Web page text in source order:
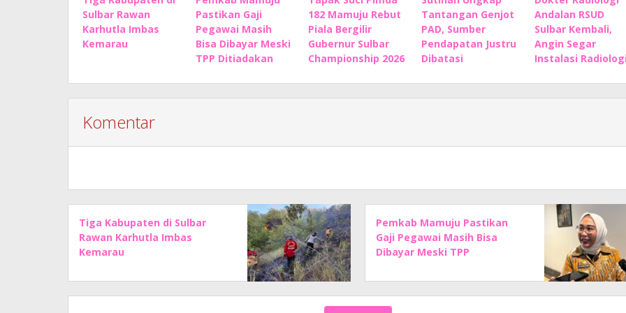
Sulbar Rawan
Karhutla Imbas
Kemarau
Pastikan Gaji
Pegawai Masih
Bisa Dibayar Meski
TPP Ditiadakan
182 Mamuju Rebut
Piala Bergilir
Gubernur Sulbar
Championship 2026
Tantangan Genjot
PAD, Sumber
Pendapatan Justru
Dibatasi
Andalan RSUD
Sulbar Kembali,
Angin Segar
Instalasi
Komentar
Tiga Kabupaten di Sulbar
Rawan Karhutla Imbas
Kemarau
Pemkab Mamuju Pastikan
Gaji Pegawai Masih Bisa
Dibayar Meski TPP